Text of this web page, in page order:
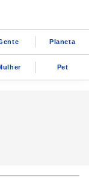
Planeta
Pet